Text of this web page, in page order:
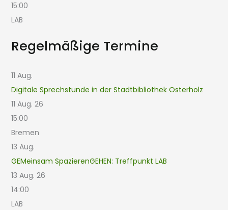
15:00
LAB
Regelmäßige Termine
11 Aug.
Digitale Sprechstunde in der Stadtbibliothek Osterholz
11 Aug. 26
15:00
Bremen
13 Aug.
GEMeinsam SpazierenGEHEN: Treffpunkt LAB
13 Aug. 26
14:00
LAB